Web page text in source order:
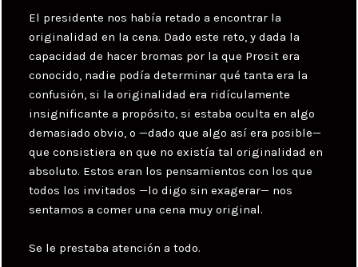
El presidente nos había retado a encontrar la
originalidad en la cena. Dado este reto, y dada la
capacidad de hacer bromas por la que Prosit era
conocido, nadie podía determinar qué tanta era la
confusión, si la originalidad era ridículamente
insignificante a propósito, si estaba oculta en algo
demasiado obvio, o —dado que algo así era posible—
que consistiera en que no existía tal originalidad en
absoluto. Estos eran los pensamientos con los que
todos los invitados —lo digo sin exagerar— nos
sentamos a comer una cena muy original.
Se le prestaba atención a todo.